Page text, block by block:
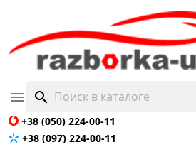
 search
+38 (050) 224-00-11
+38 (097) 224-00-11